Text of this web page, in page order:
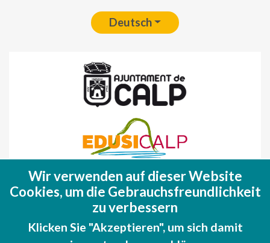
Deutsch
Fondo Europeo de Desarrollo Regional
(FEDER)
Una manera de hacer EUROPA
Wir verwenden auf dieser Website
Cookies, um die Gebrauchsfreundlichkeit
zu verbessern
Klicken Sie "Akzeptieren", um sich damit